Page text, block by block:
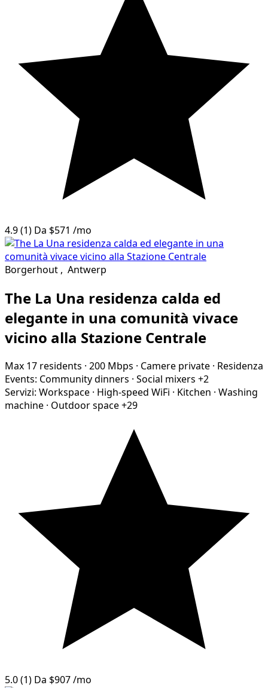
4.9(1) Da $571 /mo
Borgerhout , Antwerp
The La Una residenza calda ed
elegante in una comunità vivace
vicino alla Stazione Centrale
Max 17 residents · 200 Mbps · Camere private · Residenza
Events: Community dinners · Social mixers +2
Servizi: Workspace · High-speed WiFi · Kitchen · Washing
machine · Outdoor space+29
5.0(1) Da $907/mo